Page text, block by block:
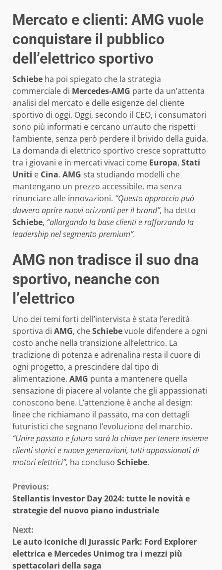
Mercato e clienti: AMG vuole
conquistare il pubblico
dell’elettrico sportivo
Schiebe ha poi spiegato che la strategia
commerciale di Mercedes-AMG parte da un’attenta
analisi del mercato e delle esigenze del cliente
sportivo di oggi. Oggi, secondo il CEO, i consumatori
sono più informati e cercano un’auto che rispetti
l’ambiente, senza però perdere il brivido della guida.
La domanda di elettrico sportivo cresce soprattutto
tra i giovani e in mercati vivaci come Europa, Stati
Uniti e Cina. AMG sta studiando modelli che
mantengano un prezzo accessibile, ma senza
rinunciare alle innovazioni. “Questo approccio può
davvero aprire nuovi orizzonti per il brand”, ha detto
Schiebe, “allargando la base clienti e rafforzando la
leadership nel segmento premium”.
AMG non tradisce il suo dna
sportivo, neanche con
l’elettrico
Uno dei temi forti dell’intervista è stata l’eredità
sportiva di AMG, cheSchiebevuole difendere a ogni
costo anche nella transizione all’elettrico. La
tradizione di potenza e adrenalina resta il cuore di
ogni progetto, a prescindere dal tipo di
alimentazione. AMG punta a mantenere quella
sensazione di piacere al volante che gli appassionati
conoscono bene. L’attenzione è anche al design:
linee che richiamano il passato, ma con dettagli
futuristici che segnano l’evoluzione del marchio.
“Unire passato e futuro sarà la chiave per tenere insieme
clienti storici e nuove generazioni, tutti appassionati di
motori elettrici”, ha concluso Schiebe.
Continue
Reading
Previous:
Stellantis Investor Day 2024: tutte le novità e
strategie del nuovo piano industriale
Next:
Le auto iconiche di Jurassic Park: Ford Explorer
elettrica e Mercedes Unimog tra i mezzi più
spettacolari della saga